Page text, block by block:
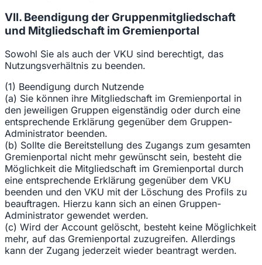
VII. Beendigung der Gruppenmitgliedschaft
und Mitgliedschaft im Gremienportal
Sowohl Sie als auch der VKU sind berechtigt, das
Nutzungsverhältnis zu beenden.
(1) Beendigung durch Nutzende
(a) Sie können ihre Mitgliedschaft im Gremienportal in
den jeweiligen Gruppen eigenständig oder durch eine
entsprechende Erklärung gegenüber dem Gruppen-
Administrator beenden.
(b) Sollte die Bereitstellung des Zugangs zum gesamten
Gremienportal nicht mehr gewünscht sein, besteht die
Möglichkeit die Mitgliedschaft im Gremienportal durch
eine entsprechende Erklärung gegenüber dem VKU
beenden und den VKU mit der Löschung des Profils zu
beauftragen. Hierzu kann sich an einen Gruppen-
Administrator gewendet werden.
(c) Wird der Account gelöscht, besteht keine Möglichkeit
mehr, auf das Gremienportal zuzugreifen. Allerdings
kann der Zugang jederzeit wieder beantragt werden.